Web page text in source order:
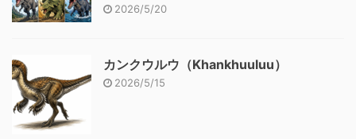
2026/5/20
カンクウルウ（Khankhuuluu）
2026/5/15